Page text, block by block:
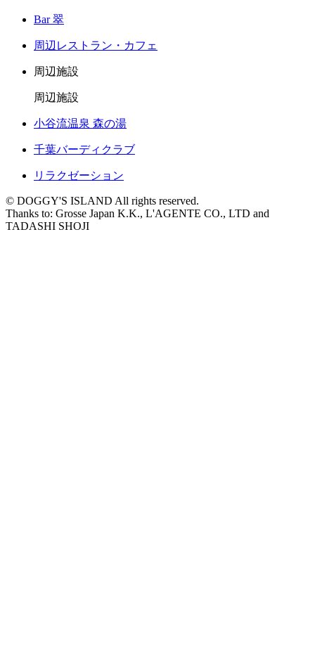
Bar 翠
周辺レストラン・カフェ
周辺施設
周辺施設
小谷流温泉 森の湯
千葉バーディクラブ
リラクゼーション
© DOGGY'S ISLAND All rights reserved.
Thanks to: Grosse Japan K.K., L'AGENTE CO., LTD and
TADASHI SHOJI